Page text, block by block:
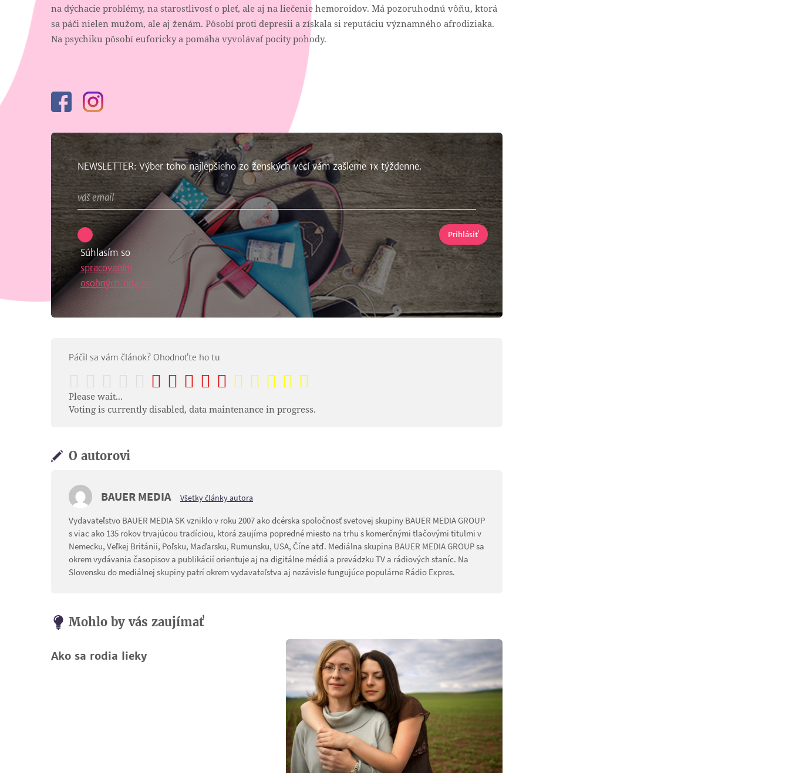
na dýchacie problémy, na starostlivosť o pleť, ale aj na liečenie hemoroidov. Má pozoruhodnú vôňu, ktorá
sa páči nielen mužom, ale aj ženám. Pôsobí proti depresii a získala si reputáciu významného afrodiziaka.
Na psychiku pôsobí euforicky a pomáha vyvolávať pocity pohody.
Facebook
NEWSLETTER: Výber toho najlepšieho zo ženských vecí vám zašleme 1x týždenne.
Súhlasím so
spracovaním
osobných údajov
Páčil sa vám článok? Ohodnoťte ho tu
Please wait...
Voting is currently disabled, data maintenance in progress.
O autorovi
BAUER MEDIA Všetky články autora
Vydavateľstvo BAUER MEDIA SK vzniklo v roku 2007 ako dcérska spoločnosť svetovej skupiny BAUER MEDIA GROUP
s viac ako 135 rokov trvajúcou tradíciou, ktorá zaujíma popredné miesto na trhu s komerčnými tlačovými titulmi v
Nemecku, Veľkej Británii, Poľsku, Maďarsku, Rumunsku, USA, Číne atď. Mediálna skupina BAUER MEDIA GROUP sa
okrem vydávania časopisov a publikácií orientuje aj na digitálne médiá a prevádzku TV a rádiových staníc. Na
Slovensku do mediálnej skupiny patrí okrem vydavateľstva aj nezávisle fungujúce populárne Rádio Expres.
Mohlo by vás zaujímať
Ako sa rodia lieky